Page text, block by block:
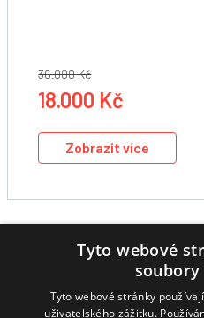
36.000 Kč
18.000 Kč
Zobrazit více
Windsurfing
Půjčovna
Výprodej
Tyto webové
soubory
Tyto webové stránky
uživatelského zážitku.